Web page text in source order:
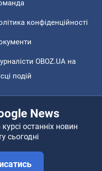
конфіденційності
OBOZ.UA на
подій
News
останніх новин
сьогодні